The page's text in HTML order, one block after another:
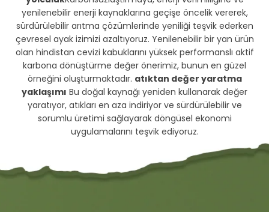
yenilenebilir enerji kaynaklarına geçişe öncelik vererek,
sürdürülebilir arıtma çözümlerinde yeniliği teşvik ederken
çevresel ayak izimizi azaltıyoruz. Yenilenebilir bir yan ürün
olan hindistan cevizi kabuklarını yüksek performanslı aktif
karbona dönüştürme değer önerimiz, bunun en güzel
örneğini oluşturmaktadır. atıktan değer yaratma
yaklaşımı Bu doğal kaynağı yeniden kullanarak değer
yaratıyor, atıkları en aza indiriyor ve sürdürülebilir ve
sorumlu üretimi sağlayarak döngüsel ekonomi
uygulamalarını teşvik ediyoruz.